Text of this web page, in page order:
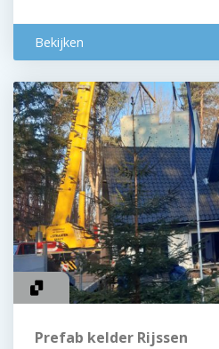
Bekijken
Prefab kelder Rijssen